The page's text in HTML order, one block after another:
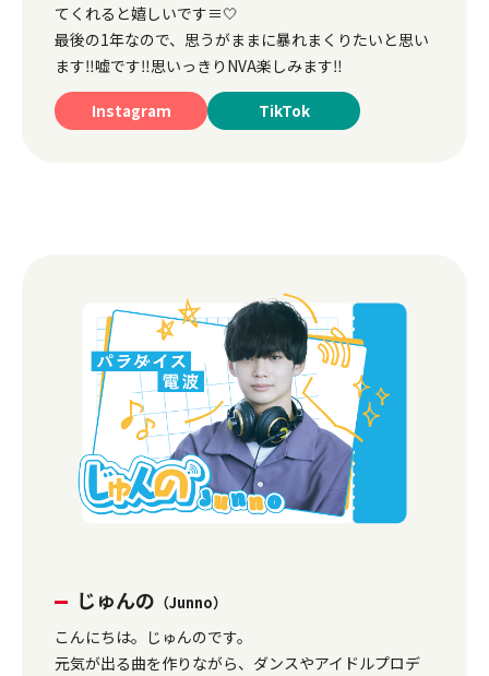
てくれると嬉しいです≡🤍
最後の1年なので、思うがままに暴れまくりたいと思い
ます‼️嘘です‼️思いっきりNVA楽しみます‼️
Instagram TikTok
じゅんの （Junno）
こんにちは。じゅんのです。
元気が出る曲を作りながら、ダンスやアイドルプロデ